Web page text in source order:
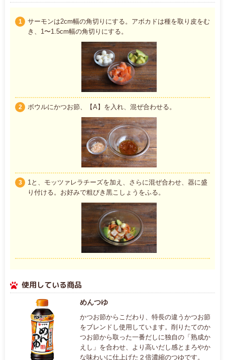
1
サーモンは2cm幅の角切りにする。アボカドは種を取り皮をむ
き、1〜1.5cm幅の角切りにする。
2 ボウルにかつお節、【A】を入れ、混ぜ合わせる。
3
1と、モッツァレラチーズを加え、さらに混ぜ合わせ、器に盛
り付ける。お好みで粗びき黒こしょうをふる。
使用している商品
めんつゆ
かつお節からこだわり、特長の違うかつお節
をブレンドし使用しています。削りたてのか
つお節から取った一番だしに独自の「熟成か
えし」を合わせ、より高いだし感とまろやか
な味わいに仕上げた２倍濃縮のつゆです。